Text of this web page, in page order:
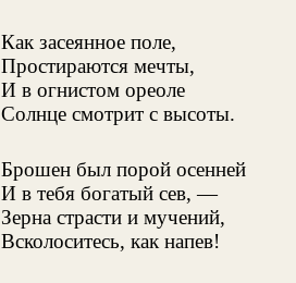
Как засеянное поле,
Простираются мечты,
И в огнистом ореоле
Солнце смотрит с высоты.
Брошен был порой осенней
И в тебя богатый сев, —
Зерна страсти и мучений,
Всколоситесь, как напев!